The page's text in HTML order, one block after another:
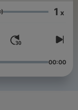
Гучність 1 x
00:00